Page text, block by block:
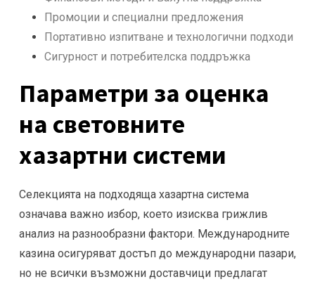
Промоции и специални предложения
Портативно изпитване и технологични подходи
Сигурност и потребителска поддръжка
Параметри за оценка
на световните
хазартни системи
Селекцията на подходяща хазартна система
означава важно избор, което изисква грижлив
анализ на разнообразни фактори. Международните
казина осигуряват достъп до международни пазари,
но не всички възможни доставчици предлагат